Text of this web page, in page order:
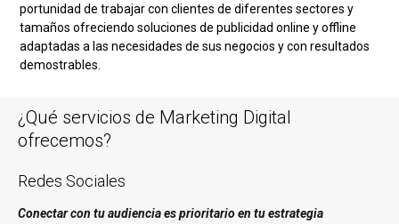
portunidad de trabajar con clientes de diferentes sectores y
tamaños ofreciendo soluciones de publicidad online y offline
adaptadas a las necesidades de sus negocios y con resultados
demostrables.
¿Qué servicios de Marketing Digital
ofrecemos?
Redes Sociales
Conectar con tu audiencia es prioritario en tu estrategia